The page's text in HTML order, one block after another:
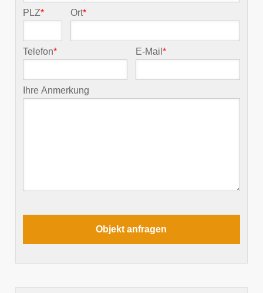
PLZ* Ort*
Telefon* E-Mail*
Ihre Anmerkung